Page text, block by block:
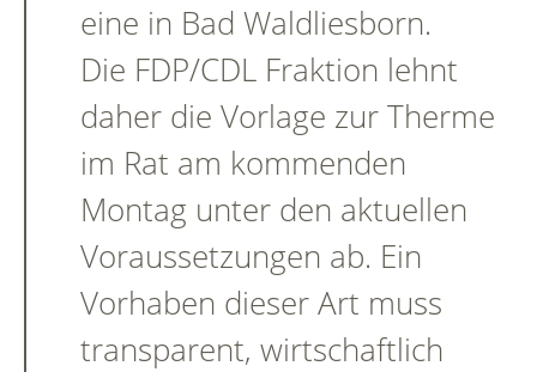
eine in Bad Waldliesborn.
Die FDP/CDL Fraktion lehnt
daher die Vorlage zur Therme
im Rat am kommenden
Montag unter den aktuellen
Voraussetzungen ab. Ein
Vorhaben dieser Art muss
transparent, wirtschaftlich